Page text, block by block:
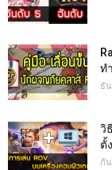
ท
ธั
วิ
ตั้
กั